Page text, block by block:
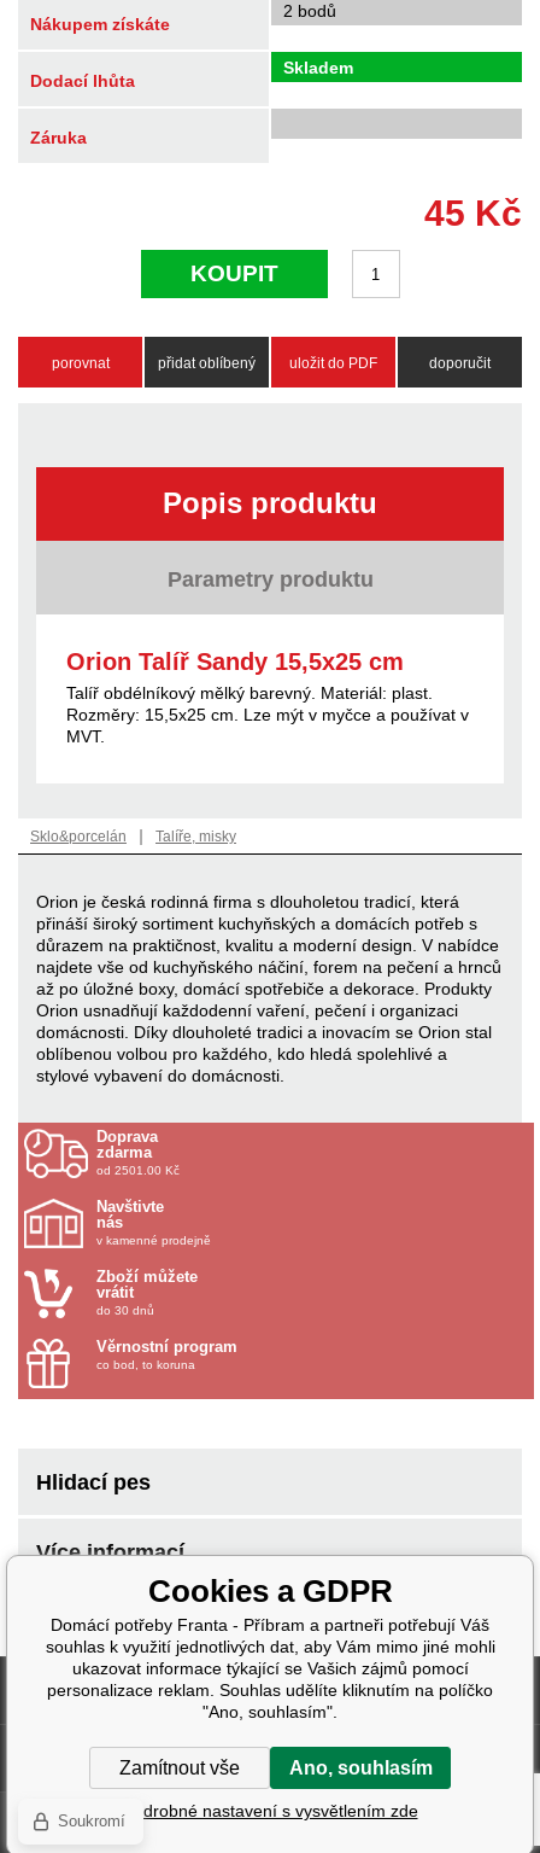
Nákupem získáte
2 bodů
Dodací lhůta
Skladem
Záruka
45 Kč
KOUPIT
porovnat přidat oblíbený uložit do PDF doporučit
Popis produktu
Parametry produktu
Orion Talíř Sandy 15,5x25 cm
Talíř obdélníkový mělký barevný. Materiál: plast.
Rozměry: 15,5x25 cm. Lze mýt v myčce a používat v
MVT.
Sklo&porcelán | Talíře, misky
Orion je česká rodinná firma s dlouholetou tradicí, která
přináší široký sortiment kuchyňských a domácích potřeb s
důrazem na praktičnost, kvalitu a moderní design. V nabídce
najdete vše od kuchyňského náčiní, forem na pečení a hrnců
až po úložné boxy, domácí spotřebiče a dekorace. Produkty
Orion usnadňují každodenní vaření, pečení i organizaci
domácnosti. Díky dlouholeté tradici a inovacím se Orion stal
oblíbenou volbou pro každého, kdo hledá spolehlivé a
stylové vybavení do domácnosti.
Doprava
zdarma
od 2501.00 Kč
Navštivte
nás
v kamenné prodejně
Zboží můžete
vrátit
do 30 dnů
Věrnostní program
co bod, to koruna
Hlidací pes
Více informací
Fakturační údaje
Další informace
Tvorba a pronájem eshopů BINARGON.cz| Design:Smartim.cz
Cookies a GDPR
Domácí potřeby Franta - Příbram a partneři potřebují Váš
souhlas k využití jednotlivých dat, aby Vám mimo jiné mohli
ukazovat informace týkající se Vašich zájmů pomocí
personalizace reklam. Souhlas udělíte kliknutím na políčko
"Ano, souhlasím".
Zamítnout vše Ano, souhlasím
Podrobné nastavení s vysvětlením zde
Soukromí